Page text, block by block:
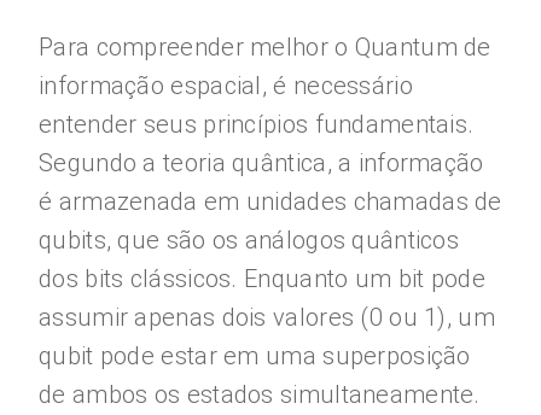
Para compreender melhor o Quantum de
informação espacial, é necessário
entender seus princípios fundamentais.
Segundo a teoria quântica, a informação
é armazenada em unidades chamadas de
qubits, que são os análogos quânticos
dos bits clássicos. Enquanto um bit pode
assumir apenas dois valores (0 ou 1), um
qubit pode estar em uma superposição
de ambos os estados simultaneamente.